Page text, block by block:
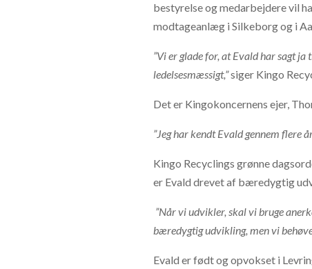
bestyrelse og medarbejdere vil
modtageanlæg i Silkeborg og i
”Vi er glade for, at Evald har sagt
ledelsesmæssigt,”siger Kingo
Det er Kingokoncernens ejer,
”Jeg har kendt Evald gennem flere
Kingo Recyclings grønne
er Evald drevet af bæredygtig
”Når vi udvikler, skal vi bruge
bæredygtig udvikling, men vi
Evald er født og opvokset i